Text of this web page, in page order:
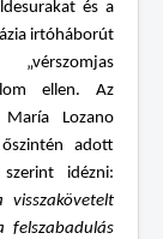
és a
irtóháborút
ellen. Az
Lozano
adott
idézni: